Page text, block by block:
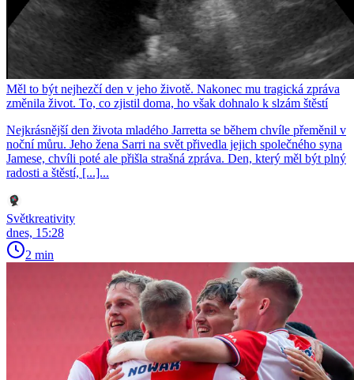
Měl to být nejhezčí den v jeho životě. Nakonec mu tragická zpráva
změnila život. To, co zjistil doma, ho však dohnalo k slzám štěstí
Nejkrásnější den života mladého Jarretta se během chvíle přeměnil v
noční můru. Jeho žena Sarri na svět přivedla jejich společného syna
Jamese, chvíli poté ale přišla strašná zpráva. Den, který měl být plný
radosti a štěstí, [...]...
Světkreativity
dnes, 15:28
2 min